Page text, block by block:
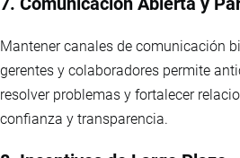
Mantener canales de comunicación
gerentes y colaboradores permite
resolver problemas y fortalecer
confianza y transparencia.